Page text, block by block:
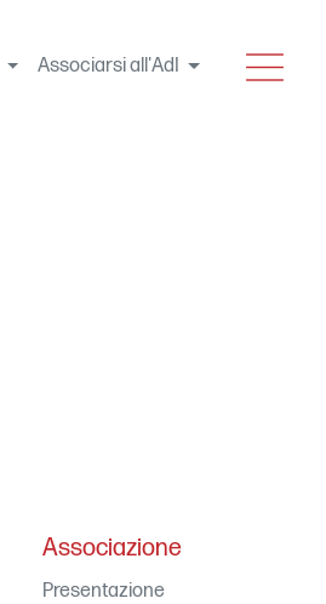
Associarsi all'AdI MENU
Associazione
Presentazione